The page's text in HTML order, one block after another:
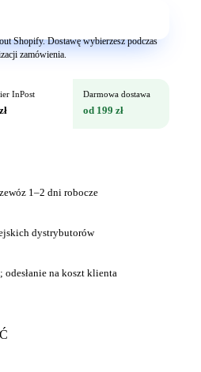
Shopify. Dostawę wybierzesz podczas
zamówienia.
InPost Darmowa dostawa
od 199 zł
1–2 dni robocze
dystrybutorów
na koszt klienta